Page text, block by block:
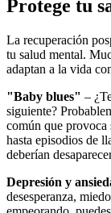
Protege tu
La recuperación
tu salud mental.
adaptan a la vida
"Baby blues" –
siguiente?
común que provoca
hasta episodios de
deberían
Depresión y
desesperanza,